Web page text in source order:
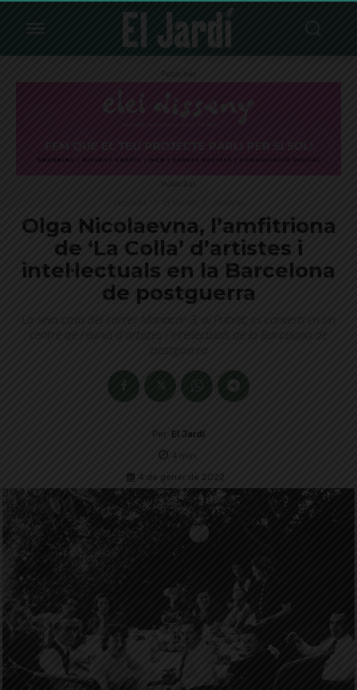
Publicitat
Publicitat
Olga Nicolaevna, l’amfitriona
de ‘La Colla’ d’artistes i
intel·lectuals en la Barcelona
de postguerra
La seva casa del carrer Manacor 3, al Putxet, es convertí en un
centre de reunió d'artistes i intel·lectuals de la Barcelona de
postguerra
Per El Jardí
4min.
4 de gener de 2022